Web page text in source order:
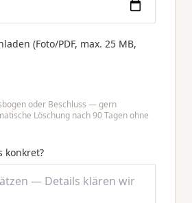
(Foto/PDF, max. 25 MB,
oder Beschluss — gern
Löschung nach 90 Tagen ohne
konkret?